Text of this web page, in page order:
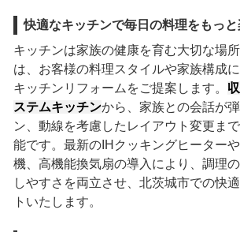
快適なキッチンで毎日の料理をもっと
キッチンは家族の健康を育む大切な場
は、お客様の料理スタイルや家族構成
キッチンリフォームをご提案します。
ステムキッチンから、家族との会話が
ン、動線を考慮したレイアウト変更ま
能です。最新のIHクッキングヒーター
機、高機能換気扇の導入により、調理
しやすさを両立させ、北茨城市での快
トいたします。